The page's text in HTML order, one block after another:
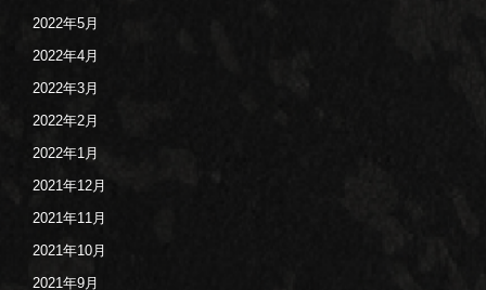
2022年5月
2022年4月
2022年3月
2022年2月
2022年1月
2021年12月
2021年11月
2021年10月
2021年9月